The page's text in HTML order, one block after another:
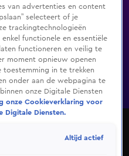
De Bondgenoten
van advertenties en content
selecteert of je
trackingtechnologieën
functionele en essentiële
functioneren en veilig te
moment opnieuw openen
toestemming in te trekken
onder aan de webpagina te
onze Digitale Diensten
onze Cookieverklaring voor
Digitale Diensten.
Altijd actief